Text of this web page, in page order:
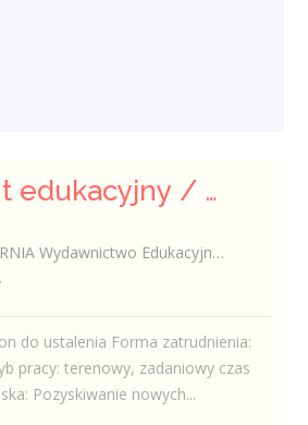
Konsultant edukacyjny / Konsultantka edukacyjna
Wydawnictwo Edukacyjne Sp. z o.o.
do ustalenia Forma zatrudnienia:
pracy: terenowy, zadaniowy czas
Pozyskiwanie nowych...